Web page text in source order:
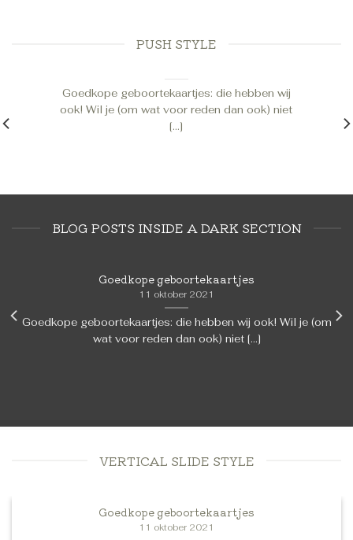
PUSH STYLE
Goedkope geboortekaartjes
Goedkope geboortekaartjes: die hebben wij
ook! Wil je (om wat voor reden dan ook) niet
[...]
BLOG POSTS INSIDE A DARK SECTION
Goedkope geboortekaartjes
11 oktober 2021
Goedkope geboortekaartjes: die hebben wij ook! Wil je (om
wat voor reden dan ook) niet [...]
VERTICAL SLIDE STYLE
Goedkope geboortekaartjes
11 oktober 2021